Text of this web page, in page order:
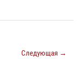
Следующая →